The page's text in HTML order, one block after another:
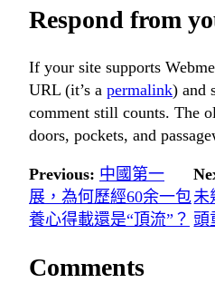
Respond from
If your site supports
URL (it’s a permalink) and
comment still counts. The
doors, pockets, and
Previous: 中國第一
展，為何歷經60余一包
養心得載還是“頂流”？
未
頭
Comments